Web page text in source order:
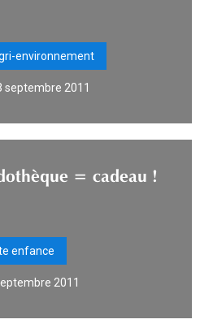
environnement
septembre 2011
= cadeau !
enfance
2011